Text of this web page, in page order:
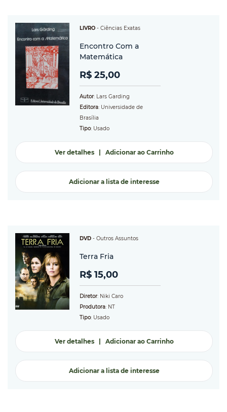
LIVRO - Ciências Exatas
Encontro Com a
Matemática
R$ 25,00
Autor: Lars Garding
Editora: Universidade de
Brasília
Tipo: Usado
Ver detalhes| Adicionar ao Carrinho
Adicionar a lista de interesse
DVD - Outros Assuntos
Terra Fria
R$ 15,00
Diretor: Niki Caro
Produtora: NT
Tipo: Usado
Ver detalhes| Adicionar ao Carrinho
Adicionar a lista de interesse